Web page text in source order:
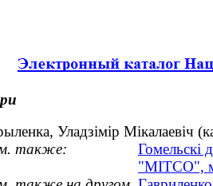
Уладзімір Мікалаевіч
также:
Гомельскі
"МІТСО",